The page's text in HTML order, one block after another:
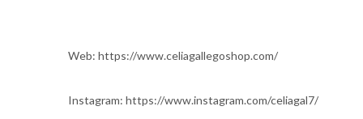
Web: https://www.celiagallegoshop.com/
Instagram: https://www.instagram.com/celiagal7/